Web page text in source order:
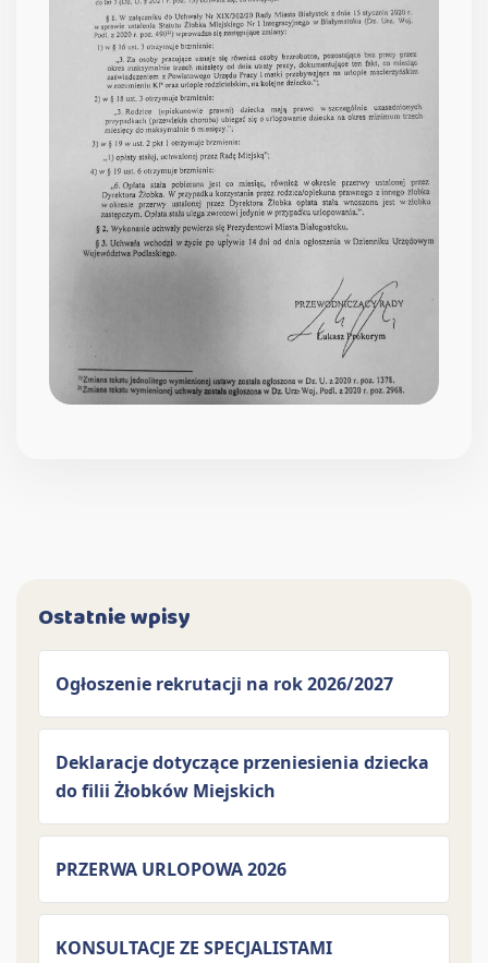
Ostatnie wpisy
Ogłoszenie rekrutacji na rok 2026/2027
Deklaracje dotyczące przeniesienia dziecka
do filii Żłobków Miejskich
PRZERWA URLOPOWA 2026
KONSULTACJE ZE SPECJALISTAMI